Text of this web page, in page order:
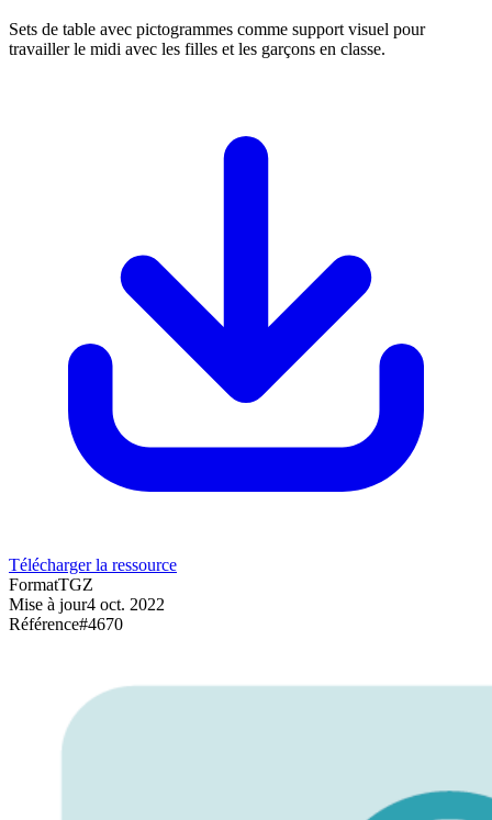
Sets de table avec pictogrammes comme support visuel pour
travailler le midi avec les filles et les garçons en classe.
Télécharger la ressource
FormatTGZ
Mise à jour4 oct. 2022
Référence#4670